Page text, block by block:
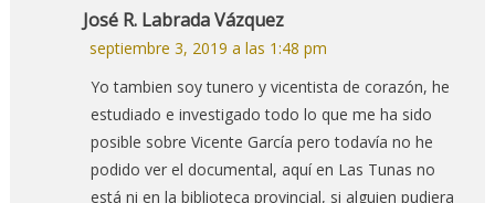
José R. Labrada Vázquez
septiembre 3, 2019 a las 1:48 pm
Yo tambien soy tunero y vicentista de corazón, he
estudiado e investigado todo lo que me ha sido
posible sobre Vicente García pero todavía no he
podido ver el documental, aquí en Las Tunas no
está ni en la biblioteca provincial, si alguien pudiera